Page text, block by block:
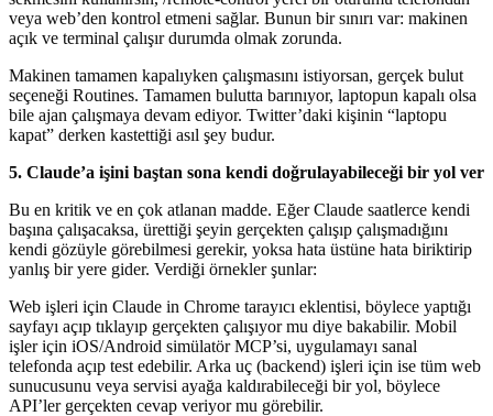
veya web’den kontrol etmeni sağlar. Bunun bir sınırı var: makinen
açık ve terminal çalışır durumda olmak zorunda.
Makinen tamamen kapalıyken çalışmasını istiyorsan, gerçek bulut
seçeneği Routines. Tamamen bulutta barınıyor, laptopun kapalı olsa
bile ajan çalışmaya devam ediyor. Twitter’daki kişinin “laptopu
kapat” derken kastettiği asıl şey budur.
5. Claude’a işini baştan sona kendi doğrulayabileceği bir yol ver
Bu en kritik ve en çok atlanan madde. Eğer Claude saatlerce kendi
başına çalışacaksa, ürettiği şeyin gerçekten çalışıp çalışmadığını
kendi gözüyle görebilmesi gerekir, yoksa hata üstüne hata biriktirip
yanlış bir yere gider. Verdiği örnekler şunlar:
Web işleri için Claude in Chrome tarayıcı eklentisi, böylece yaptığı
sayfayı açıp tıklayıp gerçekten çalışıyor mu diye bakabilir. Mobil
işler için iOS/Android simülatör MCP’si, uygulamayı sanal
telefonda açıp test edebilir. Arka uç (backend) işleri için ise tüm web
sunucusunu veya servisi ayağa kaldırabileceği bir yol, böylece
API’ler gerçekten cevap veriyor mu görebilir.